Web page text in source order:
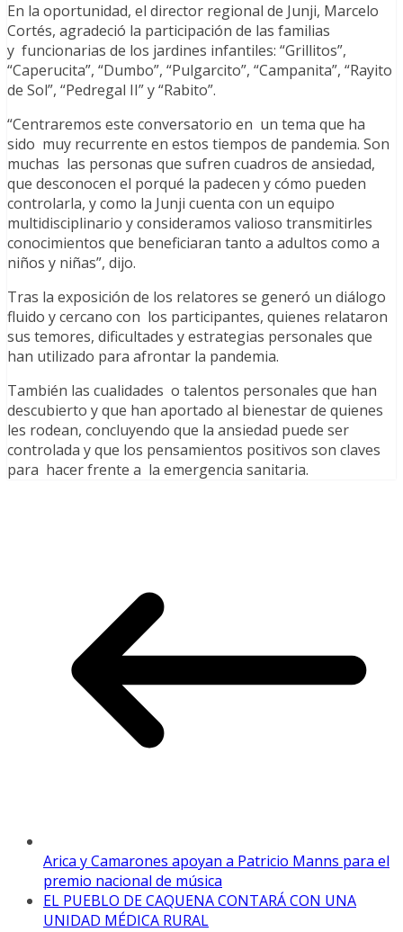
En la oportunidad, el director regional de Junji, Marcelo
Cortés, agradeció la participación de las familias
y funcionarias de los jardines infantiles: “Grillitos”,
“Caperucita”, “Dumbo”, “Pulgarcito”, “Campanita”, “Rayito
de Sol”, “Pedregal II” y “Rabito”.
“Centraremos este conversatorio en un tema que ha
sido muy recurrente en estos tiempos de pandemia. Son
muchas las personas que sufren cuadros de ansiedad,
que desconocen el porqué la padecen y cómo pueden
controlarla, y como la Junji cuenta con un equipo
multidisciplinario y consideramos valioso transmitirles
conocimientos que beneficiaran tanto a adultos como a
niños y niñas”, dijo.
Tras la exposición de los relatores se generó un diálogo
fluido y cercano con los participantes, quienes relataron
sus temores, dificultades y estrategias personales que
han utilizado para afrontar la pandemia.
También las cualidades o talentos personales que han
descubierto y que han aportado al bienestar de quienes
les rodean, concluyendo que la ansiedad puede ser
controlada y que los pensamientos positivos son claves
para hacer frente a la emergencia sanitaria.
Arica y Camarones apoyan a Patricio Manns para el
premio nacional de música
EL PUEBLO DE CAQUENA CONTARÁ CON UNA
UNIDAD MÉDICA RURAL